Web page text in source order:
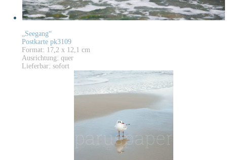
„Seegang“
Postkarte pk3109
Format: 17,2 x 12,1 cm
Ausrichtung: quer
Lieferbar: sofort